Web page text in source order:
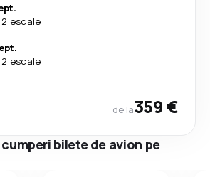
2 escale
2 escale
de la359 €
bilete de avion pe